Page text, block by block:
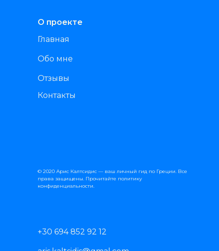
О проекте
+30 694 852 92 12
© 2020 Арис Калтсидис — ваш личный гид по Греции. Все
права защищены. Прочитайте политику
конфиденциальности.
Главная
Контакты
Обо мне
Отзывы